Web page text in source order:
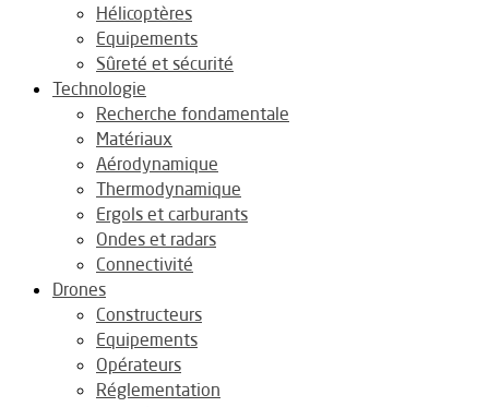
Hélicoptères
Equipements
Sûreté et sécurité
Technologie
Recherche fondamentale
Matériaux
Aérodynamique
Thermodynamique
Ergols et carburants
Ondes et radars
Connectivité
Drones
Constructeurs
Equipements
Opérateurs
Réglementation